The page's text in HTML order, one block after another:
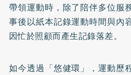
帶領運動時，除了陪伴多位服
事後以紙本記錄運動時間與內
因忙於照顧而產生記錄落差。
如今透過「悠健環」，運動歷